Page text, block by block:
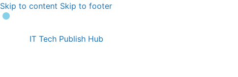
Skip to content Skip to footer
IT Tech Publish Hub